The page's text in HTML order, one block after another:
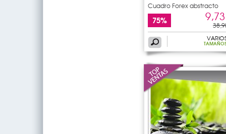
Cuadro Forex abstracto
75%